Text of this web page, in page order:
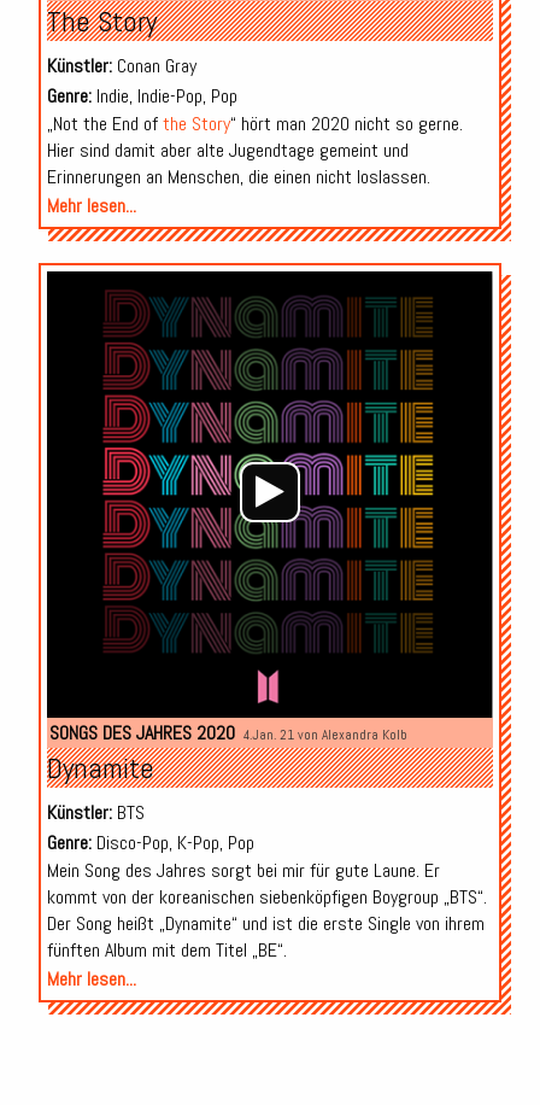
The Story
Künstler:Conan Gray
Genre:Indie, Indie-Pop, Pop
„Not the End ofthe Story“ hört man 2020 nicht so gerne.
Hier sind damit aber alte Jugendtage gemeint und
Erinnerungen an Menschen, die einen nicht loslassen.
Mehr lesen...
Audio-
Player
SONGS DES JAHRES 2020 4.Jan. 21 von Alexandra Kolb
Dynamite
Künstler:BTS
Genre:Disco-Pop, K-Pop, Pop
Mein Song des Jahres sorgt bei mir für gute Laune. Er
kommt von der koreanischen siebenköpfigen Boygroup „BTS“.
Der Song heißt „Dynamite“ und ist die erste Single von ihrem
fünften Album mit dem Titel „BE“.
Mehr lesen...